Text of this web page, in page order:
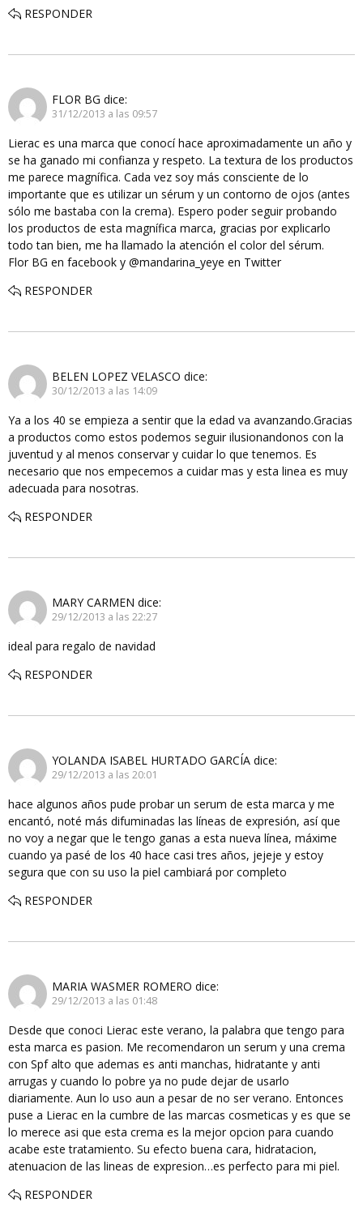
RESPONDER
FLOR BG dice:
31/12/2013 a las 09:57
Lierac es una marca que conocí hace aproximadamente un año y
se ha ganado mi confianza y respeto. La textura de los productos
me parece magnífica. Cada vez soy más consciente de lo
importante que es utilizar un sérum y un contorno de ojos (antes
sólo me bastaba con la crema). Espero poder seguir probando
los productos de esta magnífica marca, gracias por explicarlo
todo tan bien, me ha llamado la atención el color del sérum.
Flor BG en facebook y @mandarina_yeye en Twitter
RESPONDER
BELEN LOPEZ VELASCO dice:
30/12/2013 a las 14:09
Ya a los 40 se empieza a sentir que la edad va avanzando.Gracias
a productos como estos podemos seguir ilusionandonos con la
juventud y al menos conservar y cuidar lo que tenemos. Es
necesario que nos empecemos a cuidar mas y esta linea es muy
adecuada para nosotras.
RESPONDER
MARY CARMEN dice:
29/12/2013 a las 22:27
ideal para regalo de navidad
RESPONDER
YOLANDA ISABEL HURTADO GARCÍA dice:
29/12/2013 a las 20:01
hace algunos años pude probar un serum de esta marca y me
encantó, noté más difuminadas las líneas de expresión, así que
no voy a negar que le tengo ganas a esta nueva línea, máxime
cuando ya pasé de los 40 hace casi tres años, jejeje y estoy
segura que con su uso la piel cambiará por completo
RESPONDER
MARIA WASMER ROMERO dice:
29/12/2013 a las 01:48
Desde que conoci Lierac este verano, la palabra que tengo para
esta marca es pasion. Me recomendaron un serum y una crema
con Spf alto que ademas es anti manchas, hidratante y anti
arrugas y cuando lo pobre ya no pude dejar de usarlo
diariamente. Aun lo uso aun a pesar de no ser verano. Entonces
puse a Lierac en la cumbre de las marcas cosmeticas y es que se
lo merece asi que esta crema es la mejor opcion para cuando
acabe este tratamiento. Su efecto buena cara, hidratacion,
atenuacion de las lineas de expresion…es perfecto para mi piel.
RESPONDER